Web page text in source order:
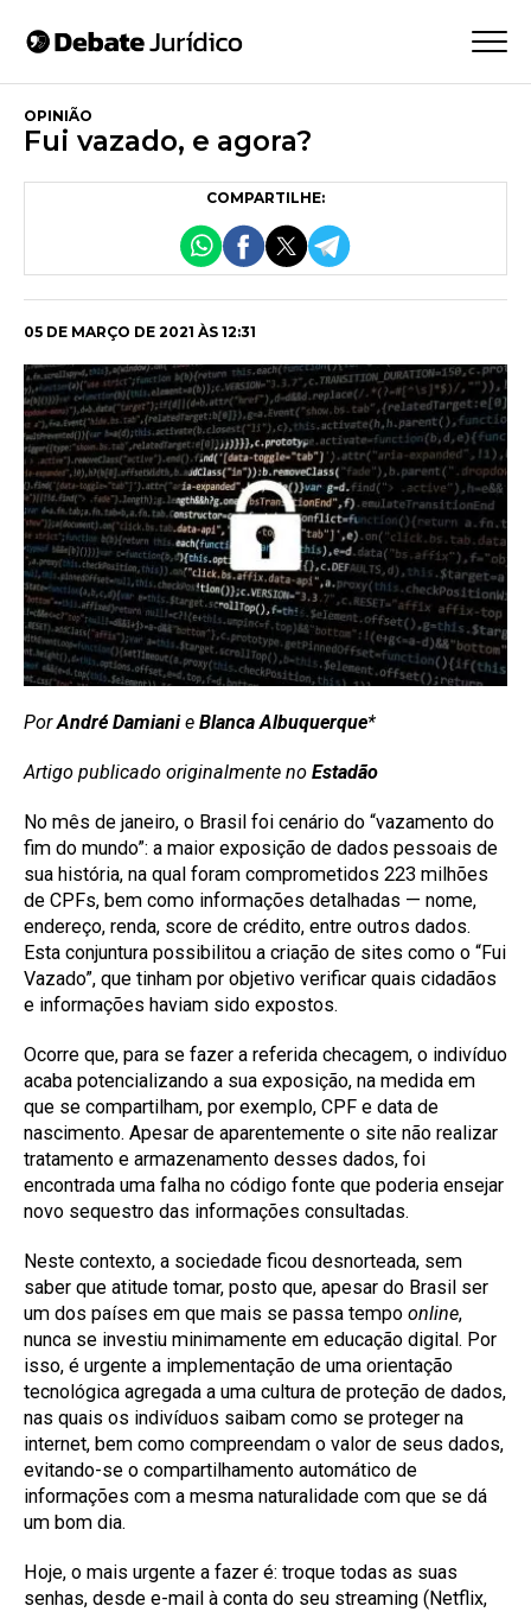
OPINIÃO
Fui vazado, e agora?
COMPARTILHE:
05 DE MARÇO DE 2021 ÀS 12:31
PorAndré Damianie Blanca Albuquerque*
Artigo publicado originalmente no Estadão
No mês de janeiro, o Brasil foi cenário do “vazamento do
fim do mundo”: a maior exposição de dados pessoais de
sua história, na qual foram comprometidos 223 milhões
de CPFs, bem como informações detalhadas — nome,
endereço, renda, score de crédito, entre outros dados.
Esta conjuntura possibilitou a criação de sites como o “Fui
Vazado”, que tinham por objetivo verificar quais cidadãos
e informações haviam sido expostos.
Ocorre que, para se fazer a referida checagem, o indivíduo
acaba potencializando a sua exposição, na medida em
que se compartilham, por exemplo, CPF e data de
nascimento. Apesar de aparentemente o site não realizar
tratamento e armazenamento desses dados, foi
encontrada uma falha no código fonte que poderia ensejar
novo sequestro das informações consultadas.
Neste contexto, a sociedade ficou desnorteada, sem
saber que atitude tomar, posto que, apesar do Brasil ser
um dos países em que mais se passa tempo online,
nunca se investiu minimamente em educação digital. Por
isso, é urgente a implementação de uma orientação
tecnológica agregada a uma cultura de proteção de dados,
nas quais os indivíduos saibam como se proteger na
internet, bem como compreendam o valor de seus dados,
evitando-se o compartilhamento automático de
informações com a mesma naturalidade com que se dá
um bom dia.
Hoje, o mais urgente a fazer é: troque todas as suas
senhas, desde e-mail à conta do seu streaming (Netflix,